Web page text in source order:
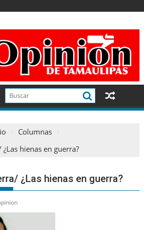
Columnas
hienas en guerra?
¿Las hienas en guerra?